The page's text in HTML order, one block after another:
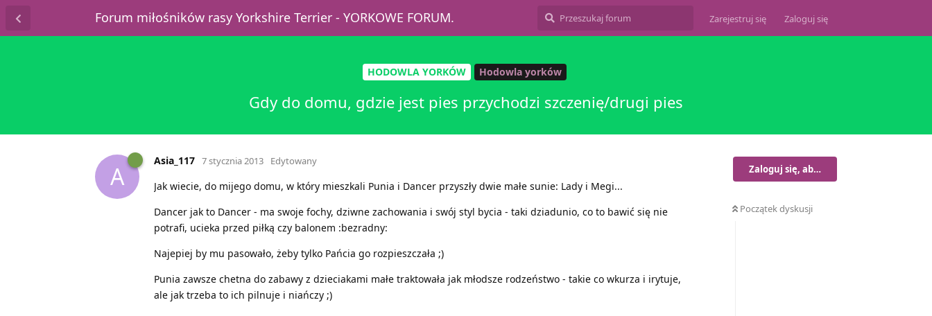
Forum miłośników rasy Yorkshire Terrier - YORKOWE FORUM. Zarejestruj się Zaloguj się
HODOWLA YORKÓW Hodowla yorków
Gdy do domu, gdzie jest pies przychodzi szczenię/drugi pies
Zaloguj się, aby odpisać
Początek dyskusji
A
Asia_117 7 stycznia 2013 Edytowany
Jak wiecie, do mijego domu, w który mieszkali Punia i Dancer przyszły dwie małe sunie: Lady i Megi...
Dancer jak to Dancer - ma swoje fochy, dziwne zachowania i swój styl bycia - taki dziadunio, co to bawić się nie
potrafi, ucieka przed piłką czy balonem :bezradny:
Najepiej by mu pasowało, żeby tylko Pańcia go rozpieszczała ;)
Punia zawsze chetna do zabawy z dzieciakami małe traktowała jak młodsze rodzeństwo - takie co wkurza i irytuje,
ale jak trzeba to ich pilnuje i niańczy ;)